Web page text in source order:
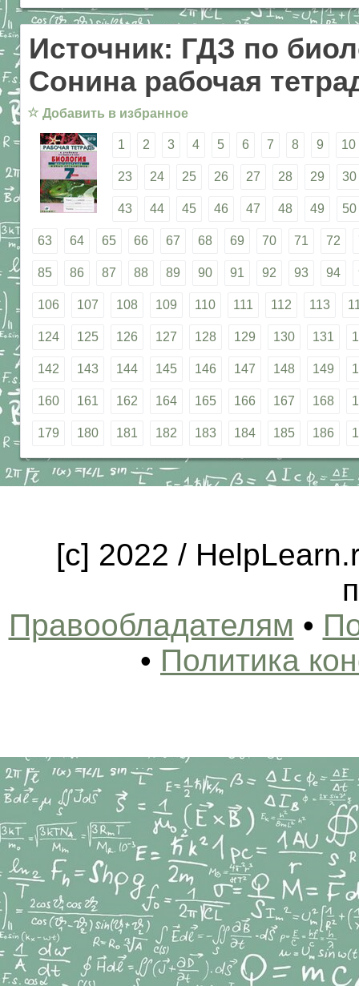
Источник: ГДЗ по
Сонина рабочая
☆ Добавить в избранное
1 2 3 4 5 6 7 8 9 10
23 24 25 26 27 28 29 30
43 44 45 46 47 48 49 50
63 64 65 66 67 68 69 70 71 72
85 86 87 88 89 90 91 92 93 94
106 107 108 109 110 111 112 113
124 125 126 127 128 129 130 131
142 143 144 145 146 147 148 149
160 161 162 164 165 166 167 168
179 180 181 182 183 184 185 186
[c] 2022 /
Правообладателям •
• Политика